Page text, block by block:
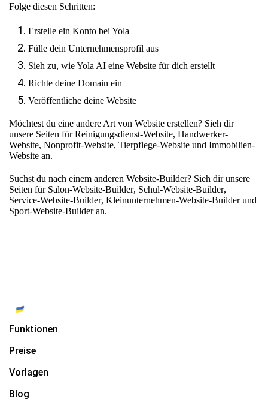
Folge diesen Schritten:
Erstelle ein Konto bei Yola
Fülle dein Unternehmensprofil aus
Sieh zu, wie Yola AI eine Website für dich erstellt
Richte deine Domain ein
Veröffentliche deine Website
Möchtest du eine andere Art von Website erstellen? Sieh dir
unsere Seiten fürReinigungsdienst-Website, Handwerker-
Website, Nonprofit-Website, Tierpflege-Website und Immobilien-
Website an.
Suchst du nach einem anderen Website-Builder? Sieh dir unsere
Seiten für Salon-Website-Builder, Schul-Website-Builder,
Service-Website-Builder, Kleinunternehmen-Website-Builderund
Sport-Website-Builderan.
Funktionen
Preise
Vorlagen
Blog